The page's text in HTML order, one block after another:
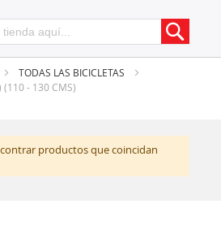
TODAS LAS BICICLETAS
(110 - 130 CMS)
productos que coincidan